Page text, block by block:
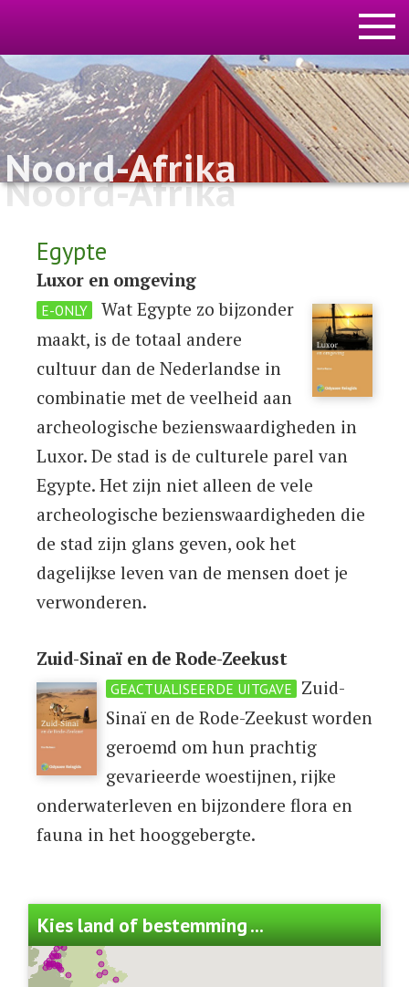
Noord-Afrika
Noord-Afrika
Kies land of bestemming ...
Egypte
Luxor en omgeving
E-ONLY
Wat Egypte zo bijzonder
maakt, is de totaal andere
cultuur dan de Nederlandse in
combinatie met de veelheid aan
archeologische bezienswaardigheden in
Luxor. De stad is de culturele parel van
Egypte. Het zijn niet alleen de vele
archeologische bezienswaardigheden die
de stad zijn glans geven, ook het
dagelijkse leven van de mensen doet je
verwonderen.
Zuid-Sinaï en de Rode-Zeekust
GEACTUALISEERDE UITGAVE Zuid-
Sinaï en de Rode-Zeekust worden
geroemd om hun prachtig
gevarieerde woestijnen, rijke
onderwaterleven en bijzondere flora en
fauna in het hooggebergte.